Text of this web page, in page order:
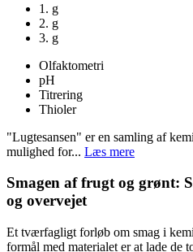
1. g
2. g
3. g
Olfaktometri
pH
Titrering
Thioler
"Lugtesansen" er en samling af
mulighed for... Læs mere
Smagen af frugt og grønt:
og overvejet
Et tværfagligt forløb om smag i
formål med materialet er at lade de